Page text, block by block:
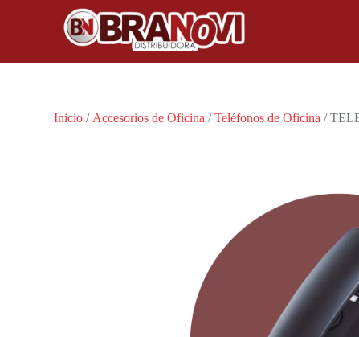
Inicio / Accesorios de Oficina /Teléfonos de Oficina /